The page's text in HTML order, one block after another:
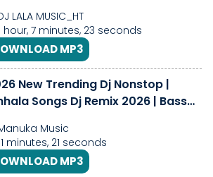
LALA MUSIC_HT
hour, 7 minutes, 23 seconds
MP3
New Trending Dj Nonstop |
Songs Dj Remix 2026 | Bass
Music
minutes, 21 seconds
MP3